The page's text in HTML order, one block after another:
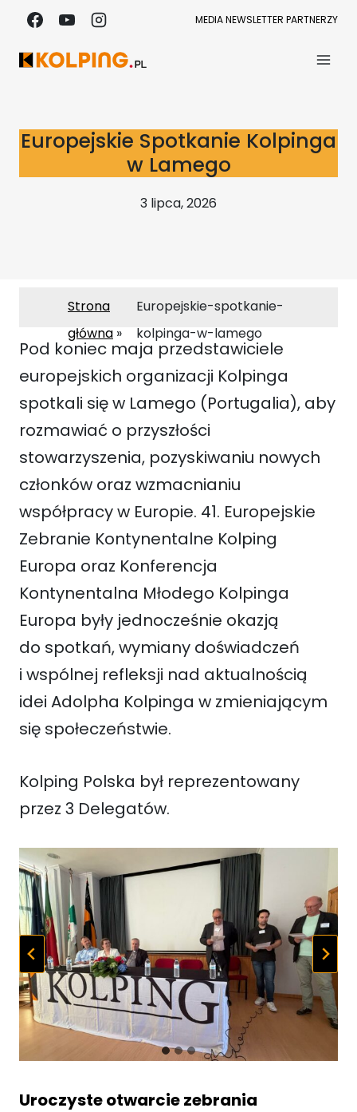
Przejdź
treści
MEDIANEWSLETTER PARTNERZY
Europejskie Spotkanie Kolpinga
w Lamego
3 lipca, 2026
Strona
główna
Europejskie-spotkanie-
kolpinga-w-lamego
Pod koniec maja przedstawiciele
europejskich organizacji Kolpinga
spotkali się w Lamego (Portugalia), aby
rozmawiać o przyszłości
stowarzyszenia, pozyskiwaniu nowych
członków oraz wzmacnianiu
współpracy w Europie. 41. Europejskie
Zebranie Kontynentalne Kolping
Europa oraz Konferencja
Kontynentalna Młodego Kolpinga
Europa były jednocześnie okazją
do spotkań, wymiany doświadczeń
i wspólnej refleksji nad aktualnością
idei Adolpha Kolpinga w zmieniającym
się społeczeństwie.
Kolping Polska był reprezentowany
przez 3 Delegatów.
Uroczyste otwarcie zebrania